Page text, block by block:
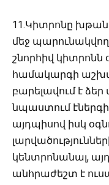
11.Կիտրոնը
մեջ պարունակվող
շնորհիվ կիտրոնն
համակարգի
բարելավում է
նպաստում
այդպիսով իսկ
կենտրոնանալ,
անհրաժեշտ է